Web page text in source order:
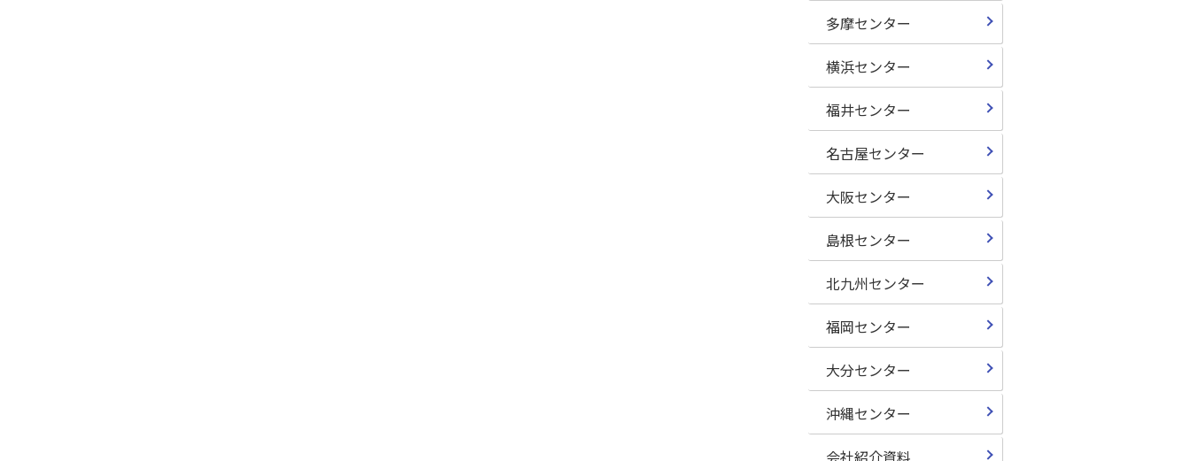
多摩センター
横浜センター
福井センター
名古屋センター
大阪センター
島根センター
北九州センター
福岡センター
大分センター
沖縄センター